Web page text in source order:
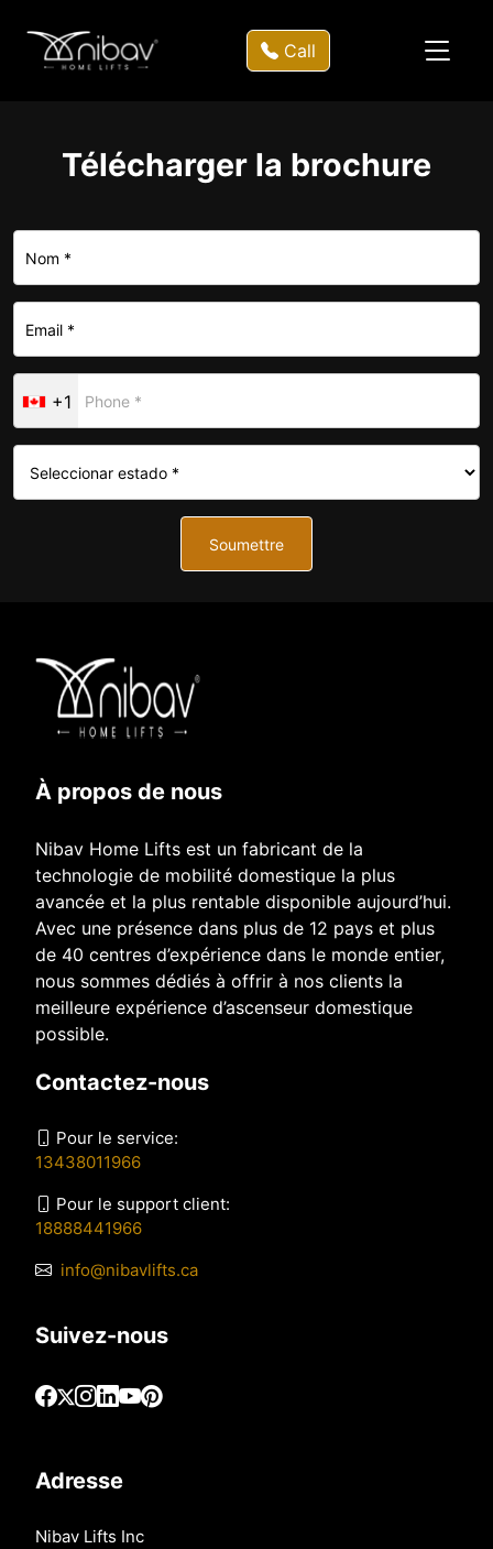
Call
Télécharger la brochure
+1
Soumettre
À propos de nous
Nibav Home Lifts est un fabricant de la
technologie de mobilité domestique la plus
avancée et la plus rentable disponible aujourd’hui.
Avec une présence dans plus de 12 pays et plus
de 40 centres d’expérience dans le monde entier,
nous sommes dédiés à offrir à nos clients la
meilleure expérience d’ascenseur domestique
possible.
Contactez-nous
Pour le service:
13438011966
Pour le support client:
18888441966
info@nibavlifts.ca
Suivez-nous
Adresse
Nibav Lifts Inc